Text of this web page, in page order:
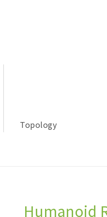
Topology
Humanoid